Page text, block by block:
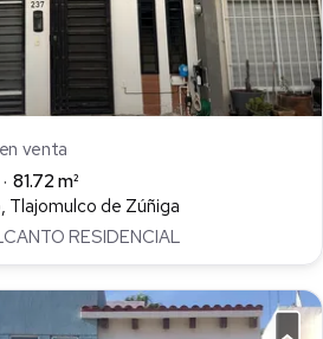
en venta
81.72 m²
Tlajomulco de Zúñiga
RESIDENCIAL